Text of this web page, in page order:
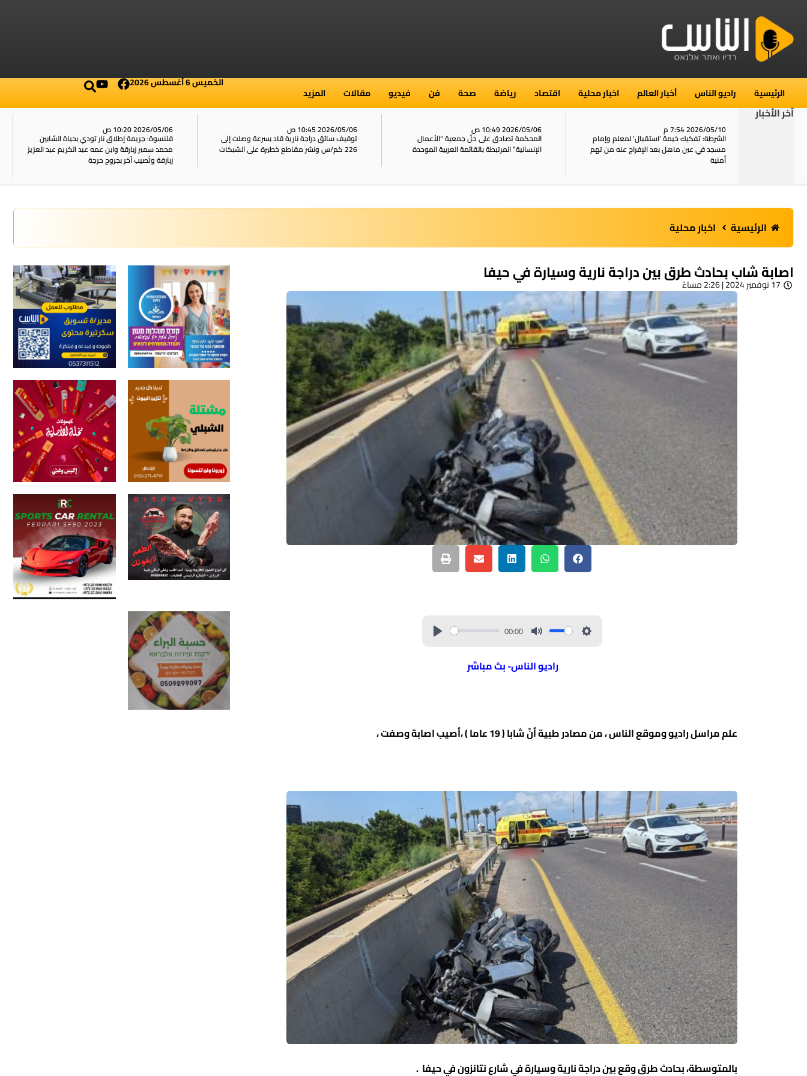
الرئيسية راديو الناس أخبار العالم اخبار محلية اقتصاد رياضة صحة فن فيديو مقالات المزيد
الخميس 6 أغسطس 2026
آخر الأخبار
2026/05/10 7:54 م
الشرطة: تفكيك خيمة ‘استقبال‘ لمعلم وإمام
مسجد في عين ماهل بعد الإفراج عنه من تهم
أمنية
2026/05/06 10:49 ص
المحكمة تصادق على حلّ جمعية “الأعمال
الإنسانية” المرتبطة بالقائمة العربية الموحدة
2026/05/06 10:45 ص
توقيف سائق دراجة نارية قاد بسرعة وصلت إلى
226 كم/س ونشر مقاطع خطيرة على الشبكات
2026/05/06 10:20 ص
قلنسوة: جريمة إطلاق نار تودي بحياة الشابين
محمد سمير زبارقة وابن عمه عبد الكريم عبد العزيز
زبارقة وتُصيب آخر بجروح حرجة
الرئيسية اخبار محلية
اصابة شاب بحادث طرق بين دراجة نارية وسيارة في حيفا
17 نوفمبر 2024 | 2:26 مساءً
00:00
راديو الناس- بث مباشر
علم مراسل راديو وموقع الناس ، من مصادر طبية أنّ شابا ( 19 عاما ) ،أصيب اصابة وصفت ،
بالمتوسطة، بحادث طرق وقع بين دراجة نارية وسيارة في شارع نتانزون في حيفا .